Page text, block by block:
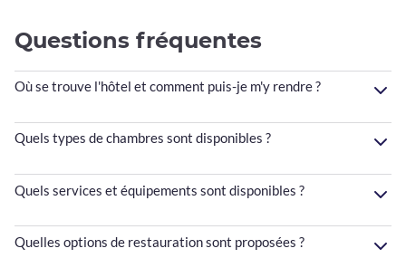
Questions fréquentes
Où se trouve l'hôtel et comment puis-je m'y rendre ?
Quels types de chambres sont disponibles ?
Quels services et équipements sont disponibles ?
Quelles options de restauration sont proposées ?